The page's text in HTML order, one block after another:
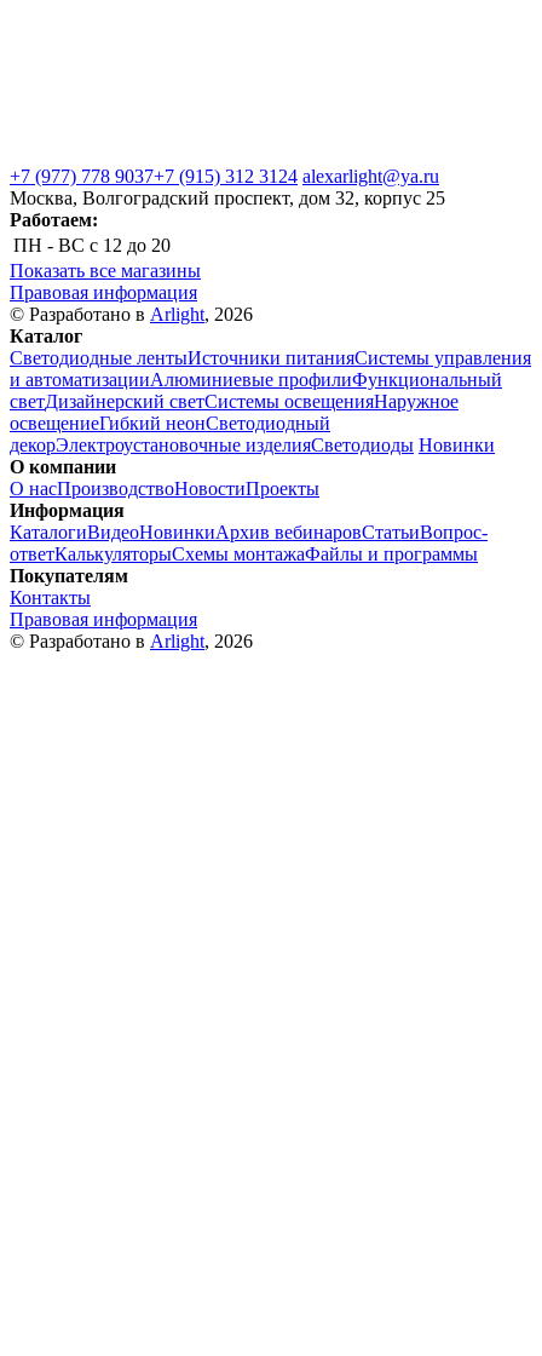
+7 (977) 778 9037+7 (915) 312 3124 alexarlight@ya.ru
Москва, Волгоградский проспект, дом 32, корпус 25
Работаем:
ПН - ВС с 12 до 20
Показать все магазины
Правовая информация
© Разработано в Arlight, 2026
Каталог
Светодиодные лентыИсточники питанияСистемы управления
и автоматизацииАлюминиевые профилиФункциональный
светДизайнерский светСистемы освещенияНаружное
освещениеГибкий неонСветодиодный
декорЭлектроустановочные изделияСветодиоды Новинки
О компании
О насПроизводствоНовостиПроекты
Информация
КаталогиВидеоНовинкиАрхив вебинаровСтатьиВопрос-
ответКалькуляторыСхемы монтажаФайлы и программы
Покупателям
Контакты
Правовая информация
© Разработано в Arlight, 2026